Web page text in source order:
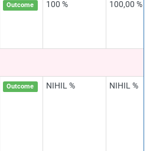
Outcome 100 % 100,00 %
Outcome NIHIL % NIHIL %